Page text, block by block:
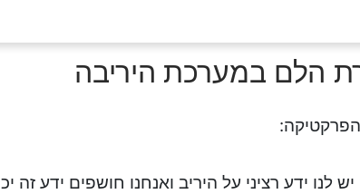
הלם במערכת היריבה
לנו ידע רציני על היריב ואנחנו חושפים ידע זה